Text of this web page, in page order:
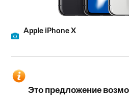
Apple iPhone X
Это предложение